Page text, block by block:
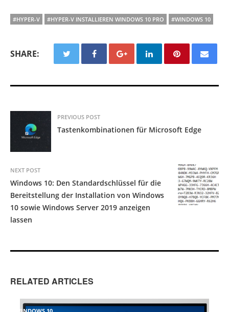
#HYPER-V #HYPER-V INSTALLIEREN WINDOWS 10 PRO #WINDOWS 10
SHARE:
PREVIOUS POST
Tastenkombinationen für Microsoft Edge
NEXT POST
Windows 10: Den Standardschlüssel für die
Bereitstellung der Installation von Windows
10 sowie Windows Server 2019 anzeigen
lassen
RELATED ARTICLES